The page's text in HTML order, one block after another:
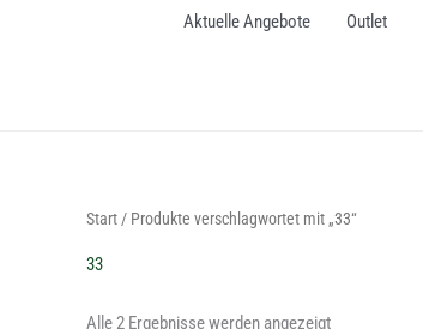
Aktuelle Angebote Outlet
Start / Produkte verschlagwortet mit „33“
33
Alle 2 Ergebnisse werden angezeigt
Nach
Aktualität